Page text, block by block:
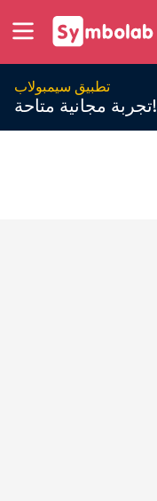
تطبيق سيمبولاب
تجربة مجانية متاحة!